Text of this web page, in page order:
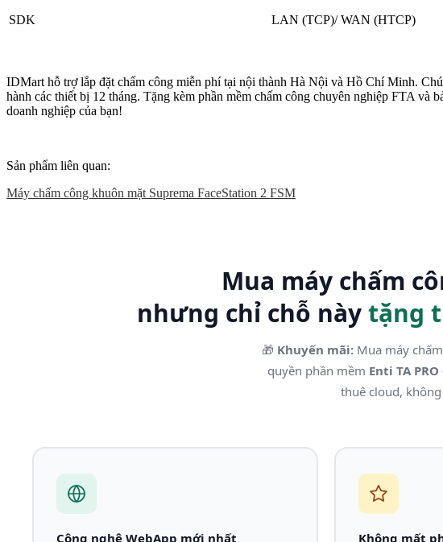
SDK
LAN (TCP)/ WAN (HTCP)
IDMart hỗ trợ lắp đặt chấm công miễn phí tại nội thành Hà Nội và Hồ Chí Minh.
hành các thiết bị 12 tháng. Tặng kèm phần mềm chấm công chuyên nghiệp FTA
doanh nghiệp của bạn!
Sản phẩm liên quan:
Máy chấm công khuôn mặt Suprema FaceStation 2 FSM
Mua máy chấm
nhưng chỉ chỗ nàytặng
🎁 Khuyến mãi: Mua máy
quyền phần mềm Enti TA PRO
thuê cloud,
Công nghệ WebApp mới nhất Không mất